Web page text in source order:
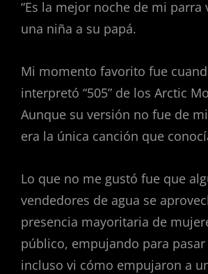
“Es la mejor noche de mi parra
una niña a su papá.
Mi momento favorito fue
interpretó “505” de los Arctic
Aunque su versión no fue de
era la única canción que
Lo que no me gustó fue que
vendedores de agua se
presencia mayoritaria de
público, empujando para
incluso vi cómo empujaron a